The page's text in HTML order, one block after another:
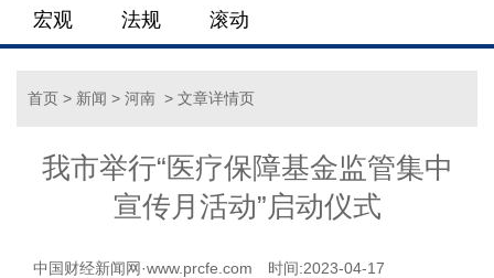
宏观 法规 滚动
首页 > 新闻 > 河南 > 文章详情页
我市举行“医疗保障基金监管集中
宣传月活动”启动仪式
中国财经新闻网·www.prcfe.com
时间:2023-04-17